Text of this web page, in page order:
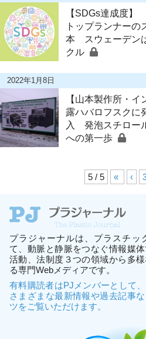
【SDGs達成度】
トップランナーの
本 スウェーデン
クル
2022年1月8日
【山本製作所・イ
露ハバロフスクに
入 発泡スチロー
への第一歩
5 / 5 « ‹
プラジャーナルは、プラスチッ
て、動脈と静脈をつなぐ情報媒
活動、法制度３つの領域から多
る専門Webメディアです。
有料購読者はPJメンバーとして
さまざまな最新情報や過去記事
ツをご覧いただけます。